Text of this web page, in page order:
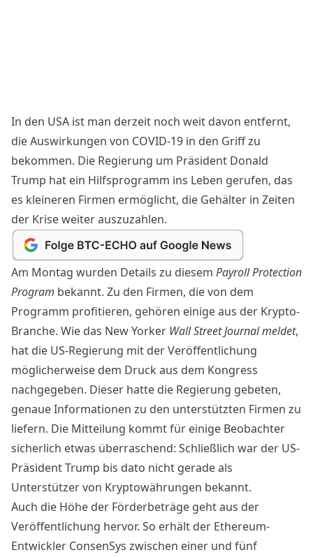
In den USA ist man derzeit noch weit davon entfernt,
die Auswirkungen von COVID-19 in den Griff zu
bekommen. Die Regierung um Präsident Donald
Trump hat ein Hilfsprogramm ins Leben gerufen, das
es kleineren Firmen ermöglicht, die Gehälter in Zeiten
der Krise weiter auszuzahlen.
Am Montag wurden Details zu diesem Payroll Protection
Program bekannt. Zu den Firmen, die von dem
Programm profitieren, gehören einige aus der Krypto-
Branche. Wie das New Yorker WallStreet Journal meldet,
hat die US-Regierung mit der Veröffentlichung
möglicherweise dem Druck aus dem Kongress
nachgegeben. Dieser hatte die Regierung gebeten,
genaue Informationen zu den unterstützten Firmen zu
liefern. Die Mitteilung kommt für einige Beobachter
sicherlich etwas überraschend: Schließlich war der US-
Präsident Trump bis dato nicht gerade als
Unterstützer von Kryptowährungen bekannt.
Auch die Höhe der Förderbeträge geht aus der
Veröffentlichung hervor. So erhält der Ethereum-
Entwickler ConsenSys zwischen einer und fünf